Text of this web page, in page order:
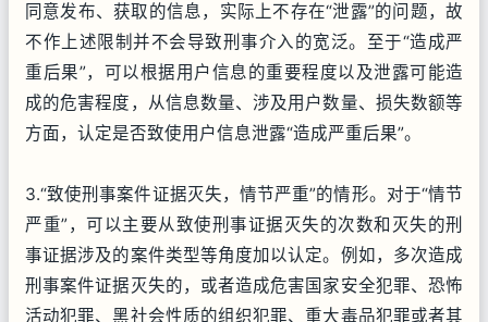
同意发布、获取的信息，实际上不存在“泄露”的问题，故
不作上述限制并不会导致刑事介入的宽泛。至于“造成严
重后果”，可以根据用户信息的重要程度以及泄露可能造
成的危害程度，从信息数量、涉及用户数量、损失数额等
方面，认定是否致使用户信息泄露“造成严重后果”。
3.“致使刑事案件证据灭失，情节严重”的情形。对于“情节
严重”，可以主要从致使刑事证据灭失的次数和灭失的刑
事证据涉及的案件类型等角度加以认定。例如，多次造成
刑事案件证据灭失的，或者造成危害国家安全犯罪、恐怖
活动犯罪、黑社会性质的组织犯罪、重大毒品犯罪或者其